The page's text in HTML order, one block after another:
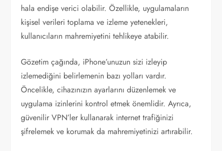
hala endişe verici olabilir. Özellikle, uygulamaların
kişisel verileri toplama ve izleme yetenekleri,
kullanıcıların mahremiyetini tehlikeye atabilir.
Gözetim çağında, iPhone’unuzun sizi izleyip
izlemediğini belirlemenin bazı yolları vardır.
Öncelikle, cihazınızın ayarlarını düzenlemek ve
uygulama izinlerini kontrol etmek önemlidir. Ayrıca,
güvenilir VPN’ler kullanarak internet trafiğinizi
şifrelemek ve korumak da mahremiyetinizi artırabilir.